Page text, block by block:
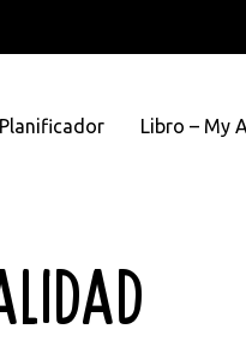
Planificador Libro – My